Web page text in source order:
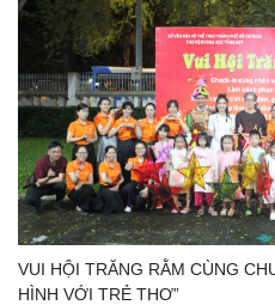
VUI HỘI TRĂNG RẰM CÙNG
HÌNH VỚI TRẺ THƠ”